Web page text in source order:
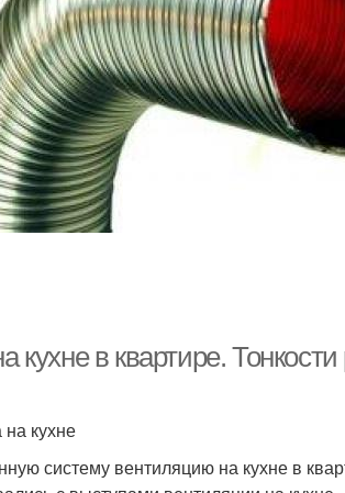
в квартире.
кухне
систему вентиляцию на кухне в